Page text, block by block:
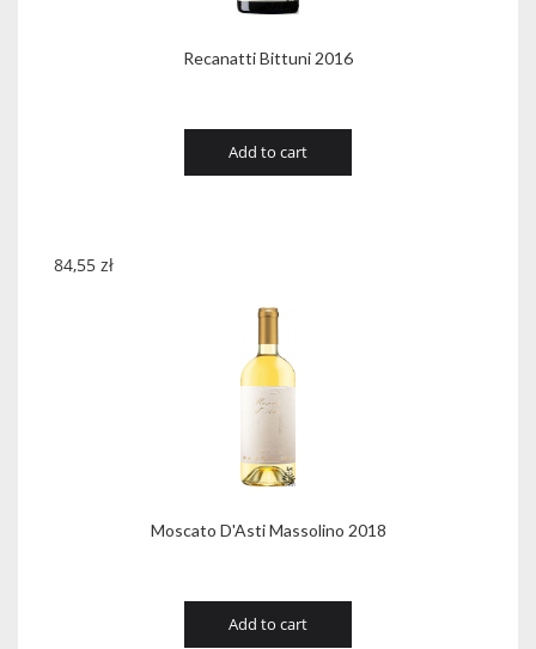
Recanatti Bittuni 2016
Add to cart
Moscato D'Asti Massolino 2018
84,55 zł
Add to cart